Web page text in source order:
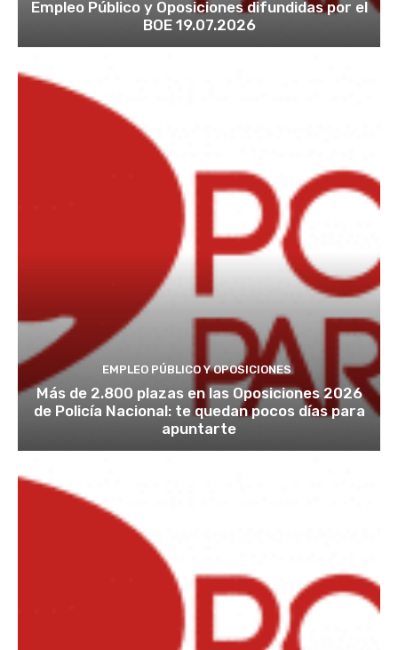
Empleo Público y Oposiciones difundidas por el
BOE 19.07.2026
EMPLEO PÚBLICO Y OPOSICIONES
Más de 2.800 plazas en las Oposiciones 2026
de Policía Nacional: te quedan pocos días para
apuntarte